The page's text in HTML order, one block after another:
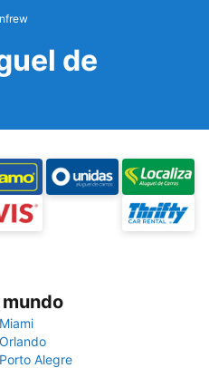
de
Miami
Orlando
Porto Alegre